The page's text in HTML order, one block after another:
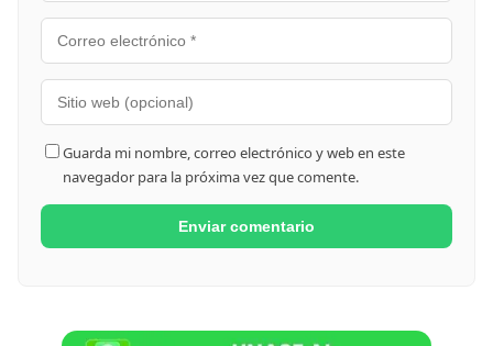
Guarda mi nombre, correo electrónico y web en este
navegador para la próxima vez que comente.